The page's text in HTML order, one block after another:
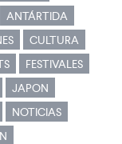
ANTÁRTIDA
CULTURA
FESTIVALES
JAPON
NOTICIAS